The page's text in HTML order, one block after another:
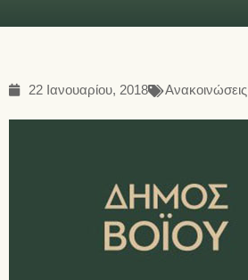
22 Ιανουαρίου, 2018 Ανακοινώσεις